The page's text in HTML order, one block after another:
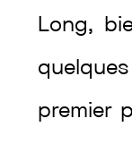
Long,
premier